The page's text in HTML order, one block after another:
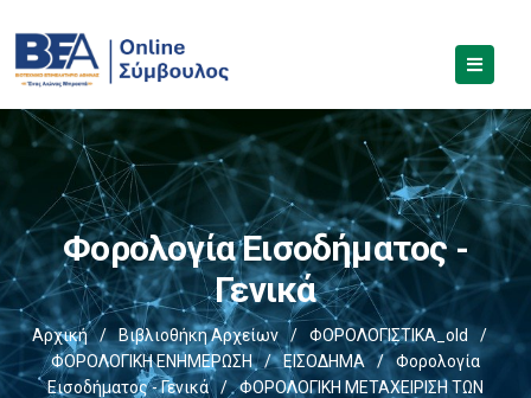
Φορολογία Εισοδήματος -
Γενικά
Αρχική / Βιβλιοθήκη Αρχείων / ΦΟΡΟΛΟΓΙΣΤΙΚΑ_old
/
ΦΟΡΟΛΟΓΙΚΗ ΕΝΗΜΕΡΩΣΗ
/ ΕΙΣΟΔΗΜΑ /
Φορολογία
Εισοδήματος - Γενικά
/
ΦΟΡΟΛΟΓΙΚΗ ΜΕΤΑΧΕΙΡΙΣΗ ΤΩΝ